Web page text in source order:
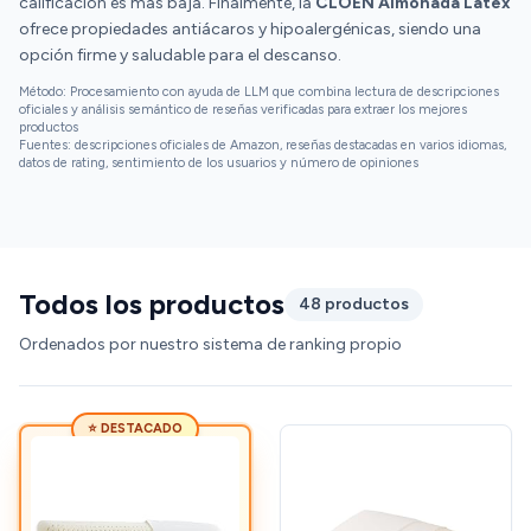
ofrece propiedades antiácaros y hipoalergénicas, siendo una
opción firme y saludable para el descanso.
Método: Procesamiento con ayuda de LLM que combina lectura de descripciones
oficiales y análisis semántico de reseñas verificadas para extraer los mejores
productos
Fuentes: descripciones oficiales de Amazon, reseñas destacadas en varios idiomas,
datos de rating, sentimiento de los usuarios y número de opiniones
Todos los productos
48 productos
Ordenados por nuestro sistema de ranking propio
⭐ DESTACADO